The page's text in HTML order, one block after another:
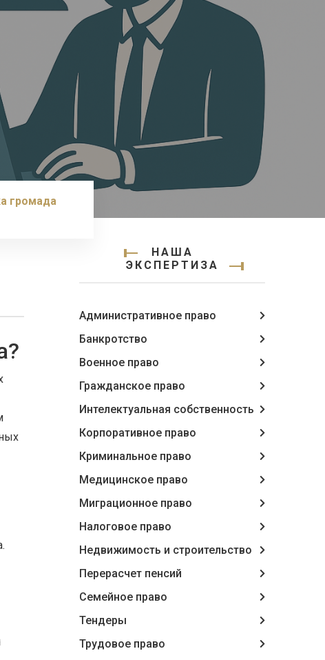
громада
НАША
ЭКСПЕРТИЗА
Административное право
Банкротство
Военное право
Гражданское право
Интелектуальная собственность
Корпоративное право
Криминальное право
Медицинское право
Миграционное право
Налоговое право
Недвижимость и строительство
Перерасчет пенсий
Семейное право
Тендеры
Трудовое право